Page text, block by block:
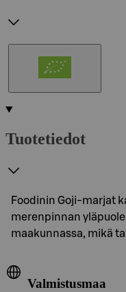
Tuotetiedot
Foodinin Goji-marjat
merenpinnan
maakunnassa, mikä
Valmistusmaa